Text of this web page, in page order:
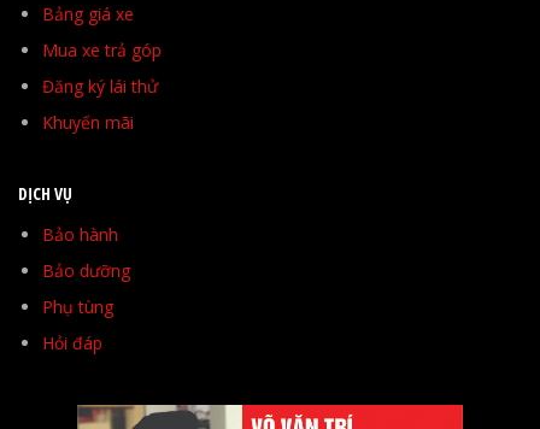
Bảng giá xe
Mua xe trả góp
Đăng ký lái thử
Khuyến mãi
DỊCH VỤ
Bảo hành
Bảo dưỡng
Phụ tùng
Hỏi đáp